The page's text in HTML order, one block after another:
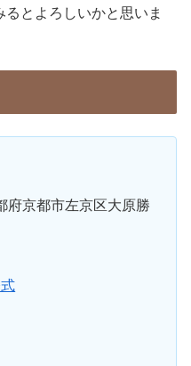
とよろしいかと思いま
京都市左京区大原勝